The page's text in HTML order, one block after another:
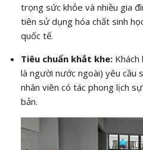
trọng sức khỏe và nhiều gia
tiên sử dụng hóa chất sinh
quốc tế.
Tiêu chuẩn khắt khe:Khách
là người nước ngoài) yêu cầu
nhân viên có tác phong lịch
bản.